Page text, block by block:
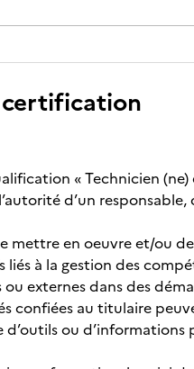
certification
« Technicien
d’un
mettre en oeuvre et/ou
à la gestion des
externes dans des
confiées au titulaire
ou d’informations